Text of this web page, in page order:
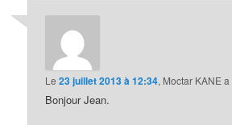
Le23 juillet 2013 à 12:34, Moctar KANE a
Bonjour Jean.